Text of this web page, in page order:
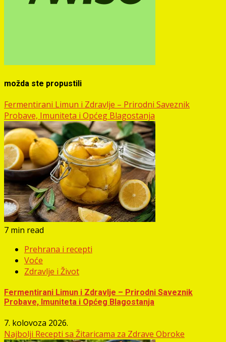
možda ste propustili
Fermentirani Limun i Zdravlje – Prirodni Saveznik
Probave, Imuniteta i Općeg Blagostanja
7 min read
Prehrana i recepti
Voće
Zdravlje i Život
Fermentirani Limun i Zdravlje – Prirodni Saveznik
Probave, Imuniteta i Općeg Blagostanja
7. kolovoza 2026.
Najbolji Recepti sa Žitaricama za Zdrave Obroke